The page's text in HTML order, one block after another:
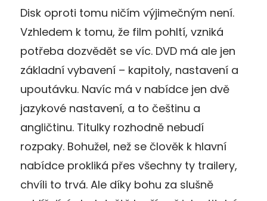
Disk oproti tomu ničím výjimečným není.
Vzhledem k tomu, že film pohltí, vzniká
potřeba dozvědět se víc. DVD má ale jen
základní vybavení – kapitoly, nastavení a
upoutávku. Navíc má v nabídce jen dvě
jazykové nastavení, a to češtinu a
angličtinu. Titulky rozhodně nebudí
rozpaky. Bohužel, než se člověk k hlavní
nabídce prokliká přes všechny ty trailery,
chvíli to trvá. Ale díky bohu za slušně